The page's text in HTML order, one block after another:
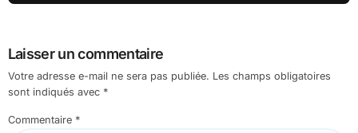
Laisser un commentaire
Votre adresse e-mail ne sera pas publiée. Les champs obligatoires
sont indiqués avec *
Commentaire *